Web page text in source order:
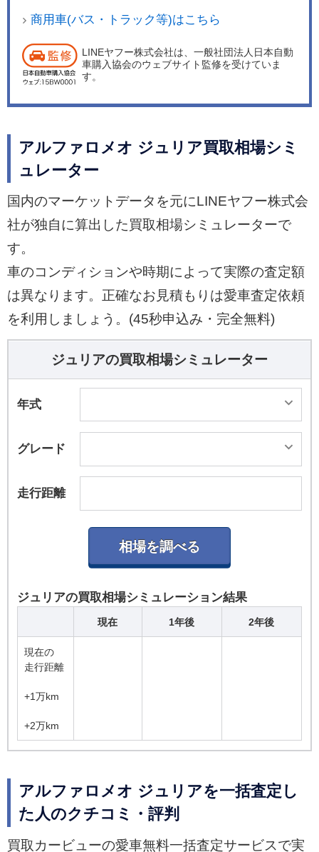
商用車(バス・トラック等)はこちら
LINEヤフー株式会社は、一般社団法人日本自動
車購入協会のウェブサイト監修を受けていま
す。
アルファロメオ ジュリア買取相場シミ
ュレーター
国内のマーケットデータを元にLINEヤフー株式会
社が独自に算出した買取相場シミュレーターで
す。
車のコンディションや時期によって実際の査定額
は異なります。正確なお見積もりは愛車査定依頼
を利用しましょう。(45秒申込み・完全無料)
ジュリアの買取相場シミュレーター
年式
グレード
走行距離
ジュリアの買取相場シミュレーション結果
現在 1年後 2年後
現在の
走行距離
+1万km
+2万km
アルファロメオ ジュリアを一括査定し
た人のクチコミ・評判
買取カービューの愛車無料一括査定サービスで実